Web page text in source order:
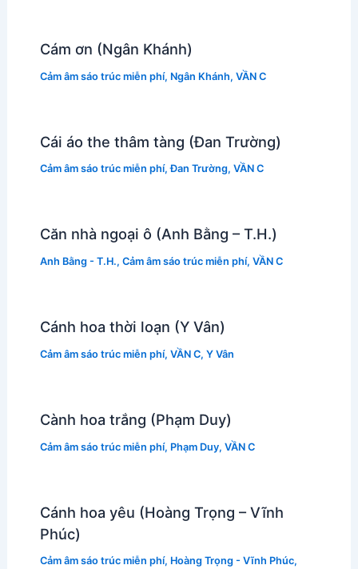
Cám ơn (Ngân Khánh)
Cảm âm sáo trúc miễn phí, Ngân Khánh, VẦN C
Cái áo the thâm tàng (Đan Trường)
Cảm âm sáo trúc miễn phí,Đan Trường, VẦN C
Căn nhà ngoại ô (Anh Bằng – T.H.)
Anh Bằng - T.H., Cảm âm sáo trúc miễn phí, VẦN C
Cánh hoa thời loạn (Y Vân)
Cảm âm sáo trúc miễn phí, VẦN C, Y Vân
Cành hoa trắng (Phạm Duy)
Cảm âm sáo trúc miễn phí, Phạm Duy, VẦN C
Cánh hoa yêu (Hoàng Trọng – Vĩnh
Phúc)
Cảm âm sáo trúc miễn phí, Hoàng Trọng - Vĩnh Phúc,